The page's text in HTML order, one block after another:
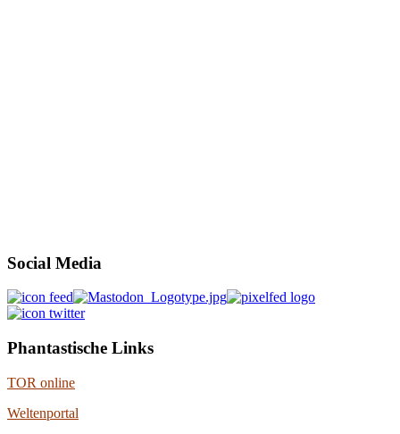
Social Media
Phantastische Links
TOR online
Weltenportal